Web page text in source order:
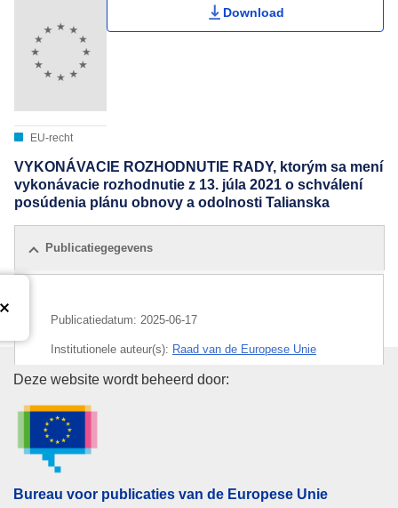
EU-recht
Download
VYKONÁVACIE ROZHODNUTIE RADY, ktorým sa mení
vykonávacie rozhodnutie z 13. júla 2021 o schválení
posúdenia plánu obnovy a odolnosti Talianska
Publicatiegegevens
Publicatiedatum: 2025-06-17
Institutionele auteur(s): Raad van de Europese Unie
IMMC : ST 9587 2025 INIT
Bureau voor publicaties van de
Deze website wordt beheerd door:
Bureau voor publicaties van de Europese Unie